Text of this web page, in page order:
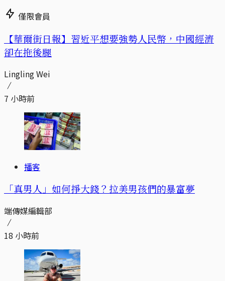
僅限會員
【華爾街日報】習近平想要強勢人民幣，中國經濟
卻在拖後腿
Lingling Wei
7 小時前
播客
「真男人」如何掙大錢？拉美男孩們的暴富夢
端傳媒編輯部
18 小時前